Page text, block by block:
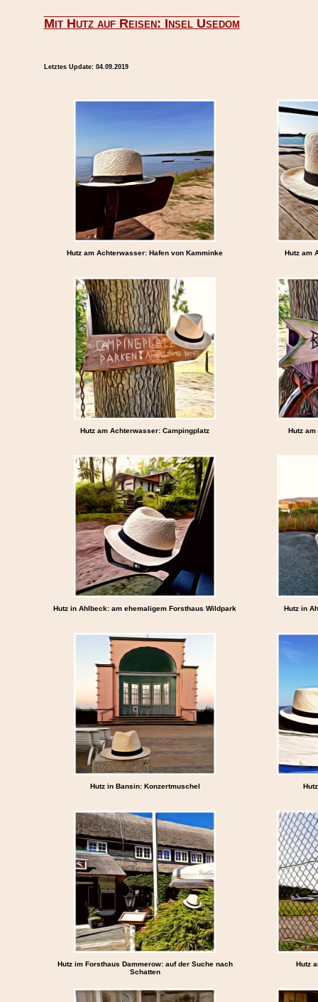
Mit Hutz auf Reisen: Insel Usedom
Letztes Update: 04.09.2019
Hutz am Achterwasser: Hafen von Kamminke Hutz am
Hutz am Achterwasser: Campingplatz Hutz
Hutz in Ahlbeck: am ehemaligem Forsthaus Wildpark Hutz in
Hutz in Bansin: Konzertmuschel
Hutz im Forsthaus Dammerow: auf der Suche nach
Schatten
Hutz